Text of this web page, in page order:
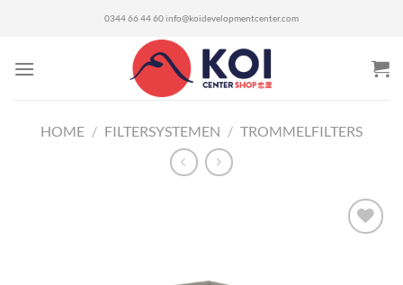
0344 66 44 60 info@koidevelopmentcenter.com
HOME / FILTERSYSTEMEN / TROMMELFILTERS